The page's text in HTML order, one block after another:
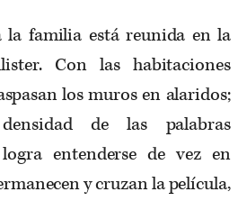
familia está reunida en la
Con las habitaciones
los muros en alaridos;
de las palabras
entenderse de vez en
y cruzan la película,